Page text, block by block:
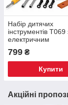
Набір дитячих
інструментів T069
електричним
шліфмашиною та
799 ₴
Купити
Акційні